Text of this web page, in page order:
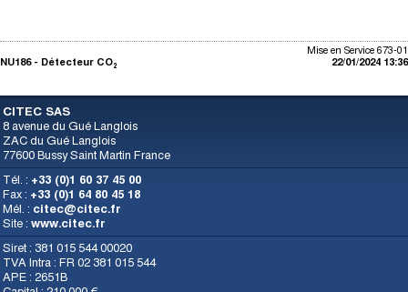
Mise en Service 673-01
22/01/2024 13:36
NU186 - Détecteur CO₂
CITEC SAS
8 avenue du Gué Langlois
ZAC du Gué Langlois
77600 Bussy Saint Martin France
Tél. : +33 (0)1 60 37 45 00
Fax : +33 (0)1 64 80 45 18
Mél. : citec@citec.fr
Site : www.citec.fr
Siret : 381 015 544 00020
TVA Intra : FR 02 381 015 544
APE : 2651B